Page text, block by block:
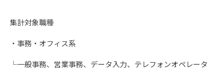
集計対象職種
・事務・オフィス系
└一般事務、営業事務、データ入力、テレフォンオペレータ